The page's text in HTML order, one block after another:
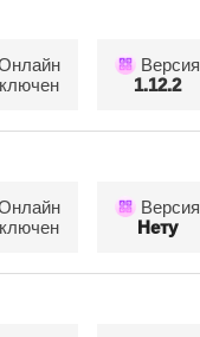
Версия
1.12.2
Версия
Нету